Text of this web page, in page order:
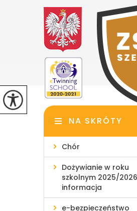
NA SKRÓTY
Chór
Dożywianie w roku
szkolnym 2025/
informacja
e-bezpieczeństwo